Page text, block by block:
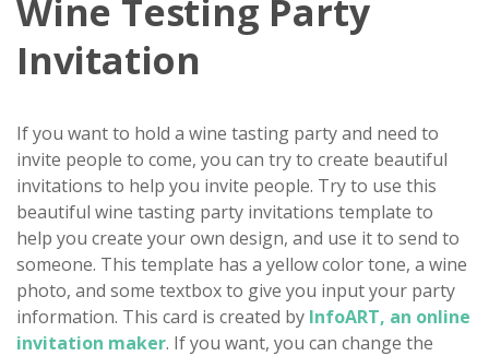
Wine Testing Party
Invitation
If you want to hold a wine tasting party and need to
invite people to come, you can try to create beautiful
invitations to help you invite people. Try to use this
beautiful wine tasting party invitations template to
help you create your own design, and use it to send to
someone. This template has a yellow color tone, a wine
photo, and some textbox to give you input your party
information. This card is created by InfoART, an online
invitation maker. If you want, you can change the